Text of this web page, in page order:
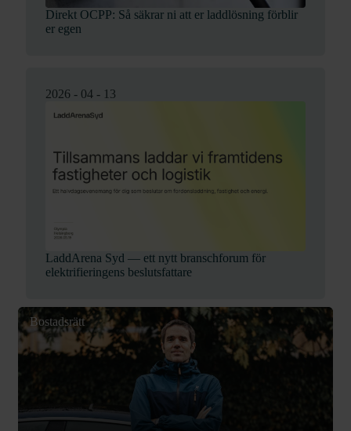
Direkt OCPP: Så säkrar ni att er laddlösning förblir
er egen
2026 - 04 - 13
LaddArena Syd — ett nytt branschforum för
elektrifieringens beslutsfattare
Bostadsrätt